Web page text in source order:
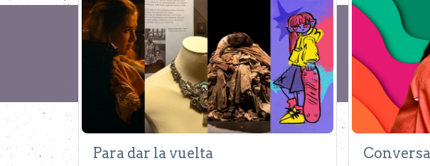
Para dar la vuelta